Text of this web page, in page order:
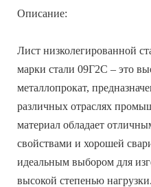
Описание:
Лист низколегированной
марки стали 09Г2С – это
металлопрокат,
различных отраслях
материал обладает
свойствами и хорошей
идеальным выбором для
высокой степенью нагрузки.